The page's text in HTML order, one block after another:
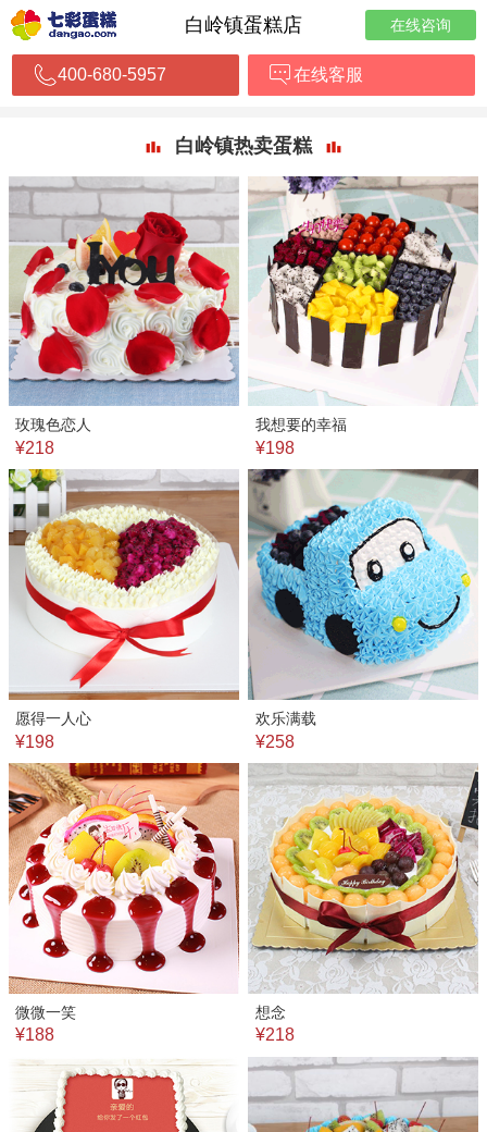
白岭镇蛋糕店 在线咨询
400-680-5957 在线客服
白岭镇热卖蛋糕
玫瑰色恋人
¥218
我想要的幸福
¥198
愿得一人心
¥198
欢乐满载
¥258
微微一笑
¥188
想念
¥218